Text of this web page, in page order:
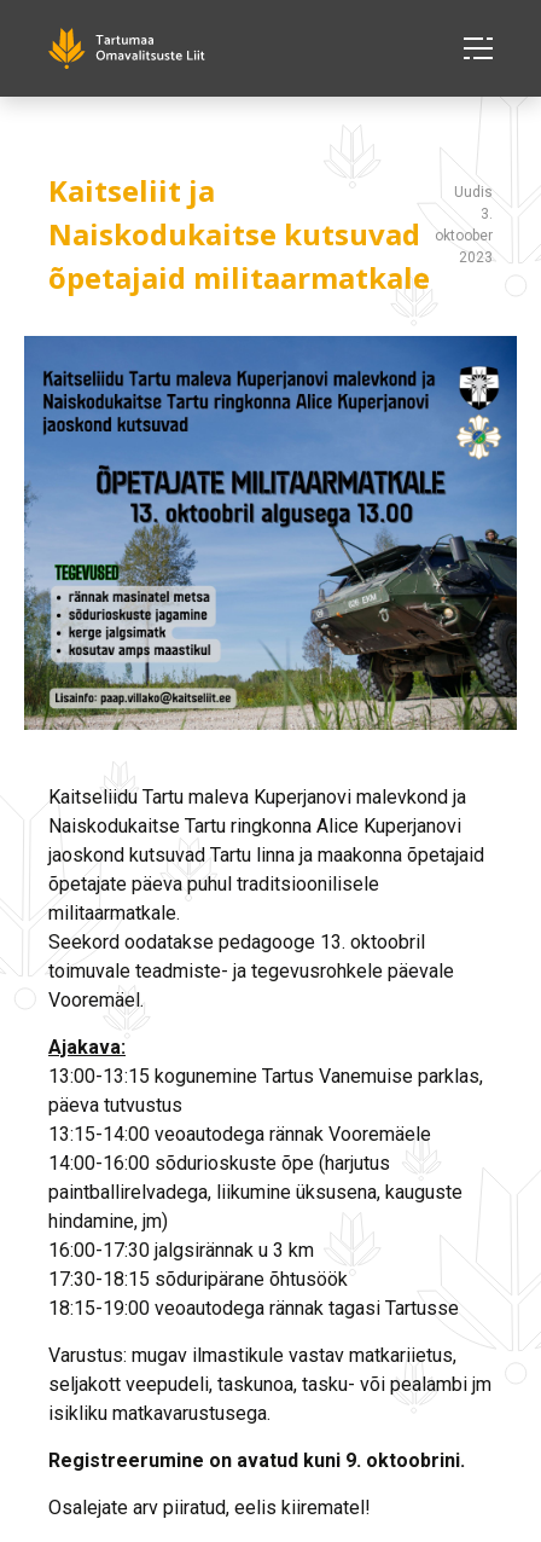
Kaitseliit ja
Naiskodukaitse kutsuvad
õpetajaid militaarmatkale
Uudis
3.
oktoober
2023
Kaitseliidu Tartu maleva Kuperjanovi malevkond ja
Naiskodukaitse Tartu ringkonna Alice Kuperjanovi
jaoskond kutsuvad Tartu linna ja maakonna õpetajaid
õpetajate päeva puhul traditsioonilisele
militaarmatkale.
Seekord oodatakse pedagooge 13. oktoobril
toimuvale teadmiste- ja tegevusrohkele päevale
Vooremäel.
Ajakava:
13:00-13:15 kogunemine Tartus Vanemuise parklas,
päeva tutvustus
13:15-14:00 veoautodega rännak Vooremäele
14:00-16:00 sõdurioskuste õpe (harjutus
paintballirelvadega, liikumine üksusena, kauguste
hindamine, jm)
16:00-17:30 jalgsirännak u 3 km
17:30-18:15 sõduripärane õhtusöök
18:15-19:00 veoautodega rännak tagasi Tartusse
Varustus: mugav ilmastikule vastav matkariietus,
seljakott veepudeli, taskunoa, tasku- või pealambi jm
isikliku matkavarustusega.
Registreerumine on avatud kuni 9. oktoobrini.
Osalejate arv piiratud, eelis kiirematel!